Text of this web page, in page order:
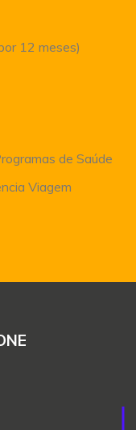
12 meses)
de Saúde
Viagem